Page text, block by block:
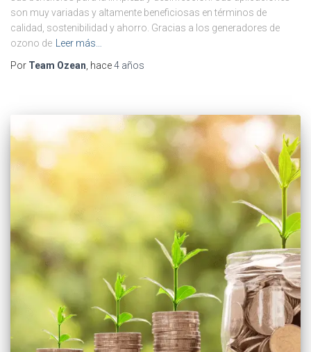
son muy variadas y altamente beneficiosas en términos de
calidad, sostenibilidad y ahorro. Gracias a los generadores de
ozono de
Leer más…
Por Team Ozean , hace4 años